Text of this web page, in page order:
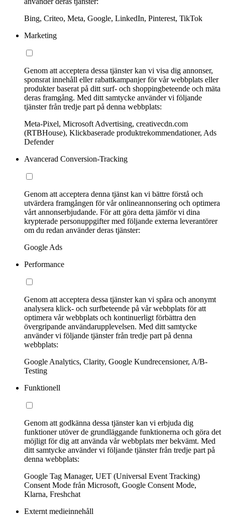
Bing, Criteo, Meta, Google, LinkedIn, Pinterest, TikTok
Marketing
Genom att acceptera dessa tjänster kan vi visa dig annonser,
sponsrat innehåll eller rabattkampanjer för vår webbplats eller
produkter baserat på ditt surf- och shoppingbeteende och mäta
deras framgång. Med ditt samtycke använder vi följande
tjänster från tredje part på denna webbplats:
Meta-Pixel, Microsoft Advertising, creativecdn.com
(RTBHouse), Klickbaserade produktrekommendationer, Ads
Defender
Avancerad Conversion-Tracking
Genom att acceptera denna tjänst kan vi bättre förstå och
utvärdera framgången för vår onlineannonsering och optimera
vårt annonserbjudande. För att göra detta jämför vi dina
krypterade personuppgifter med följande externa leverantörer
om du redan använder deras tjänster:
Google Ads
Performance
Genom att acceptera dessa tjänster kan vi spåra och anonymt
analysera klick- och surfbeteende på vår webbplats för att
optimera vår webbplats och kontinuerligt förbättra den
övergripande användarupplevelsen. Med ditt samtycke
använder vi följande tjänster från tredje part på denna
webbplats:
Google Analytics, Clarity, Google Kundrecensioner, A/B-
Testing
Funktionell
Genom att godkänna dessa tjänster kan vi erbjuda dig
funktioner utöver de grundläggande funktionerna och göra det
möjligt för dig att använda vår webbplats mer bekvämt. Med
ditt samtycke använder vi följande tjänster från tredje part på
denna webbplats:
Google Tag Manager, UET (Universal Event Tracking)
Consent Mode från Microsoft, Google Consent Mode,
Klarna, Freshchat
Externt medieinnehåll